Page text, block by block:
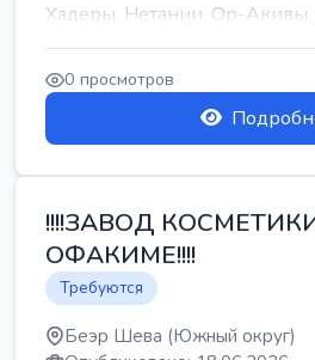
Хадеры, Нетании, Ор-Акивы,
0 просмотров
!!!!ЗАВОД
ОФАКИМЕ!!!!
Требуются
Беэр Шева (Южный округ)